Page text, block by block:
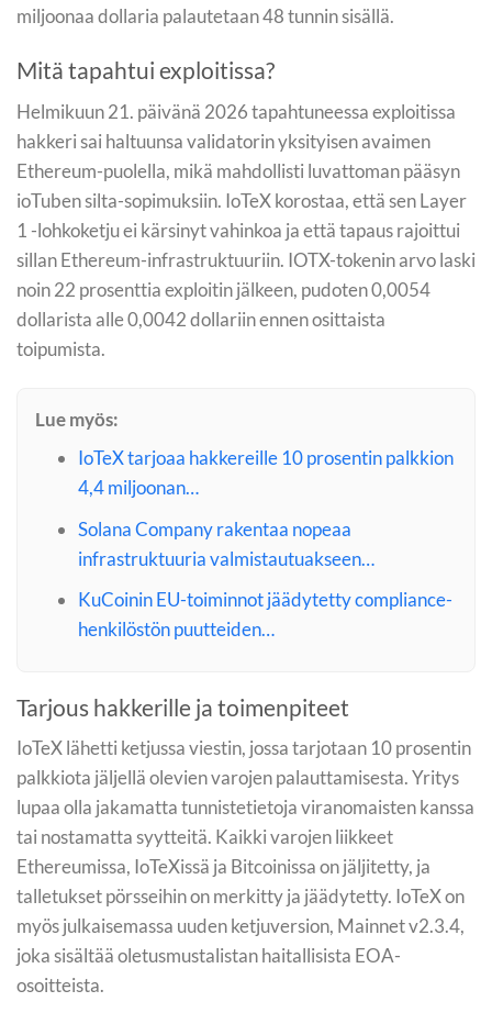
miljoonaa dollaria palautetaan 48 tunnin sisällä.
Mitä tapahtui exploitissa?
Helmikuun 21. päivänä 2026 tapahtuneessa exploitissa
hakkeri sai haltuunsa validatorin yksityisen avaimen
Ethereum-puolella, mikä mahdollisti luvattoman pääsyn
ioTuben silta-sopimuksiin. IoTeX korostaa, että sen Layer
1 -lohkoketju ei kärsinyt vahinkoa ja että tapaus rajoittui
sillan Ethereum-infrastruktuuriin. IOTX-tokenin arvo laski
noin 22 prosenttia exploitin jälkeen, pudoten 0,0054
dollarista alle 0,0042 dollariin ennen osittaista
toipumista.
Lue myös:
IoTeX tarjoaa hakkereille 10 prosentin palkkion
4,4 miljoonan…
Solana Company rakentaa nopeaa
infrastruktuuria valmistautuakseen…
KuCoinin EU-toiminnot jäädytetty compliance-
henkilöstön puutteiden…
Tarjous hakkerille ja toimenpiteet
IoTeX lähetti ketjussa viestin, jossa tarjotaan 10 prosentin
palkkiota jäljellä olevien varojen palauttamisesta. Yritys
lupaa olla jakamatta tunnistetietoja viranomaisten kanssa
tai nostamatta syytteitä. Kaikki varojen liikkeet
Ethereumissa, IoTeXissä ja Bitcoinissa on jäljitetty, ja
talletukset pörsseihin on merkitty ja jäädytetty. IoTeX on
myös julkaisemassa uuden ketjuversion, Mainnet v2.3.4,
joka sisältää oletusmustalistan haitallisista EOA-
osoitteista.